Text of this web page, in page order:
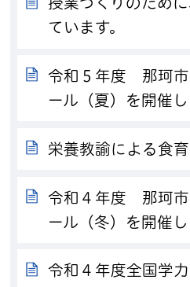
授業づくりのため
ています。
令和５年度 那珂市
ール（夏）を開催し
栄養教諭による食
令和４年度 那珂市
ール（冬）を開催し
令和４年度全国学